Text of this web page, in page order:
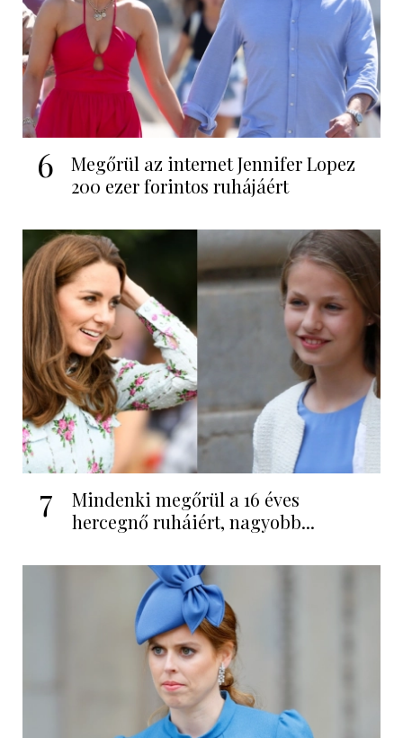
6
Megőrül az internet Jennifer Lopez
200 ezer forintos ruhájáért
7
Mindenki megőrül a 16 éves
hercegnő ruháiért, nagyobb...